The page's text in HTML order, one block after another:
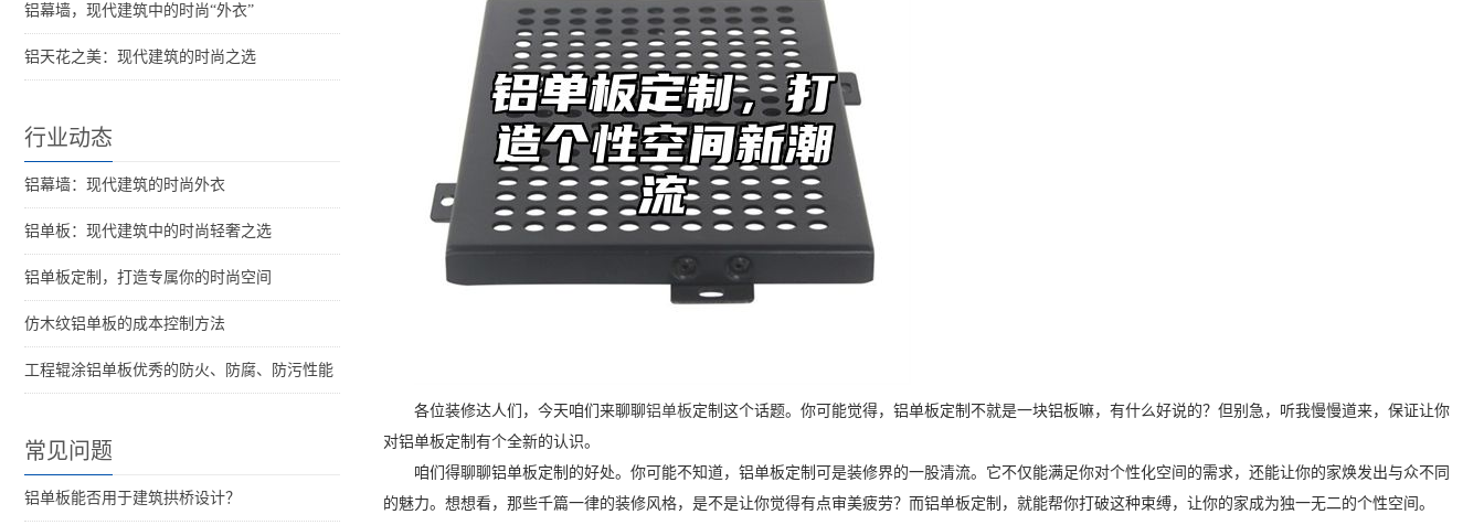
铝幕墙，现代建筑中的时尚“外衣”
铝天花之美：现代建筑的时尚之选
行业动态
铝幕墙：现代建筑的时尚外衣
铝单板：现代建筑中的时尚轻奢之选
铝单板定制，打造专属你的时尚空间
仿木纹铝单板的成本控制方法
工程辊涂铝单板优秀的防火、防腐、防污性能
常见问题
铝单板能否用于建筑拱桥设计？
各位装修达人们，今天咱们来聊聊铝单板定制这个话题。你可能觉得，铝单板定制不就是一块铝板嘛，有什么好说的？但别急，听我慢慢道来，保证让你
对铝单板定制有个全新的认识。
咱们得聊聊铝单板定制的好处。你可能不知道，铝单板定制可是装修界的一股清流。它不仅能满足你对个性化空间的需求，还能让你的家焕发出与众不同
的魅力。想想看，那些千篇一律的装修风格，是不是让你觉得有点审美疲劳？而铝单板定制，就能帮你打破这种束缚，让你的家成为独一无二的个性空间。